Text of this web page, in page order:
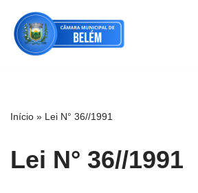
Pular
para
Início » Lei N° 36//1991
Lei N° 36//1991